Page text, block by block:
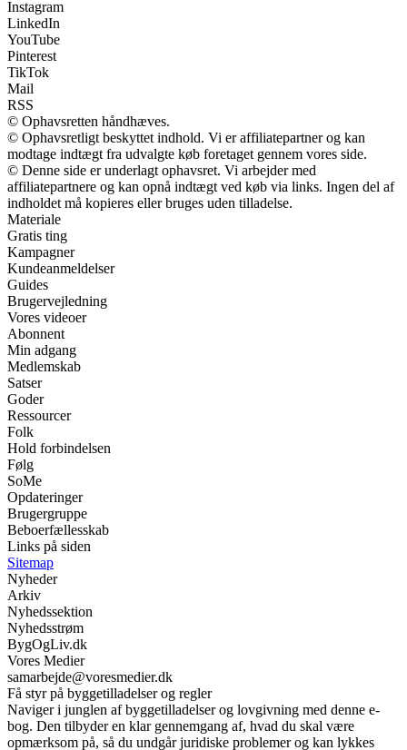
Instagram
LinkedIn
YouTube
Pinterest
TikTok
Mail
RSS
© Ophavsretten håndhæves.
© Ophavsretligt beskyttet indhold. Vi er affiliatepartner og kan
modtage indtægt fra udvalgte køb foretaget gennem vores side.
© Denne side er underlagt ophavsret. Vi arbejder med
affiliatepartnere og kan opnå indtægt ved køb via links. Ingen del af
indholdet må kopieres eller bruges uden tilladelse.
Materiale
Gratis ting
Kampagner
Kundeanmeldelser
Guides
Brugervejledning
Vores videoer
Abonnent
Min adgang
Medlemskab
Satser
Goder
Ressourcer
Folk
Hold forbindelsen
Følg
SoMe
Opdateringer
Brugergruppe
Beboerfællesskab
Links på siden
Sitemap
Nyheder
Arkiv
Nyhedssektion
Nyhedsstrøm
BygOgLiv.dk
Vores Medier
samarbejde@voresmedier.dk
Få styr på byggetilladelser og regler
Naviger i junglen af byggetilladelser og lovgivning med denne e-
bog. Den tilbyder en klar gennemgang af, hvad du skal være
opmærksom på, så du undgår juridiske problemer og kan lykkes